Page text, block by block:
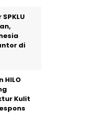
di
HILO
Kulit